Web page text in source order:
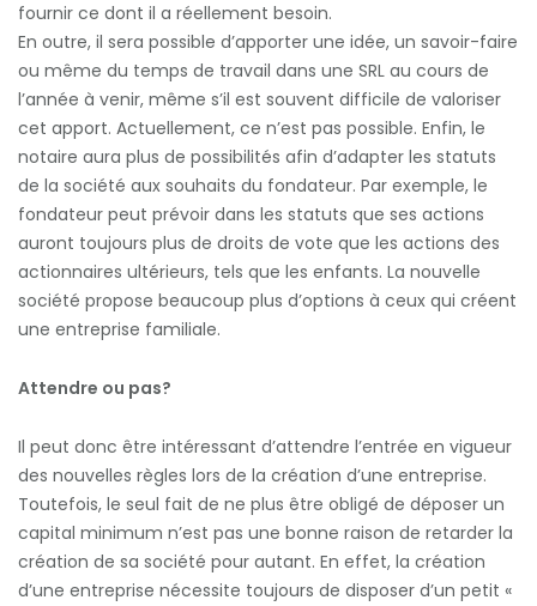
fournir ce dont il a réellement besoin.
En outre, il sera possible d’apporter une idée, un savoir-faire
ou même du temps de travail dans une SRL au cours de
l’année à venir, même s’il est souvent difficile de valoriser
cet apport. Actuellement, ce n’est pas possible. Enfin, le
notaire aura plus de possibilités afin d’adapter les statuts
de la société aux souhaits du fondateur. Par exemple, le
fondateur peut prévoir dans les statuts que ses actions
auront toujours plus de droits de vote que les actions des
actionnaires ultérieurs, tels que les enfants. La nouvelle
société propose beaucoup plus d’options à ceux qui créent
une entreprise familiale.
Attendre ou pas?
Il peut donc être intéressant d’attendre l’entrée en vigueur
des nouvelles règles lors de la création d’une entreprise.
Toutefois, le seul fait de ne plus être obligé de déposer un
capital minimum n’est pas une bonne raison de retarder la
création de sa société pour autant. En effet, la création
d’une entreprise nécessite toujours de disposer d’un petit «